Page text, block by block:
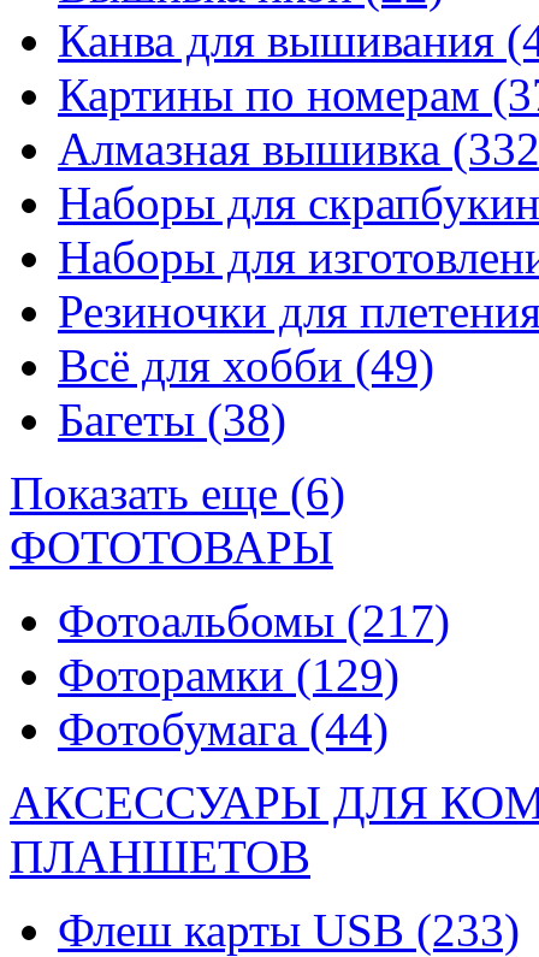
Канва для вышивания
Картины по номерам
Алмазная вышивка
Наборы для
Наборы для
Резиночки для
Всё для хобби (49)
Багеты (38)
Показать еще (6)
ФОТОТОВАРЫ
Фотоальбомы (217)
Фоторамки (129)
Фотобумага (44)
АКСЕССУАРЫ ДЛЯ
ПЛАНШЕТОВ
Флеш карты USB (233)